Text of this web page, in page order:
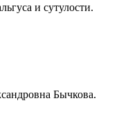
и сутулости.
Бычкова.